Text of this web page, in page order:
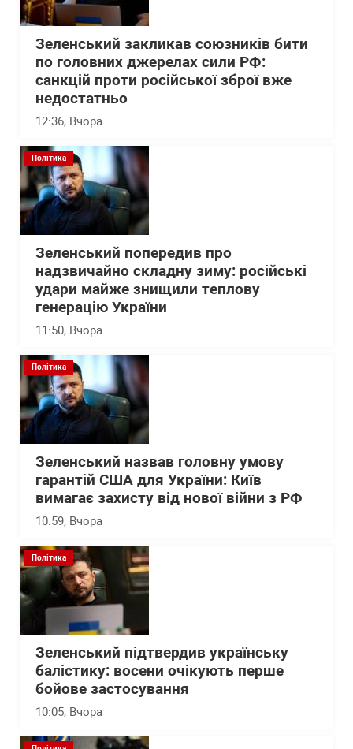
Зеленський закликав союзників бити
по головних джерелах сили РФ:
санкцій проти російської зброї вже
недостатньо
12:36, Вчора
Політика
Зеленський попередив про
надзвичайно складну зиму: російські
удари майже знищили теплову
генерацію України
11:50, Вчора
Політика
Зеленський назвав головну умову
гарантій США для України: Київ
вимагає захисту від нової війни з РФ
10:59, Вчора
Політика
Зеленський підтвердив українську
балістику: восени очікують перше
бойове застосування
10:05, Вчора